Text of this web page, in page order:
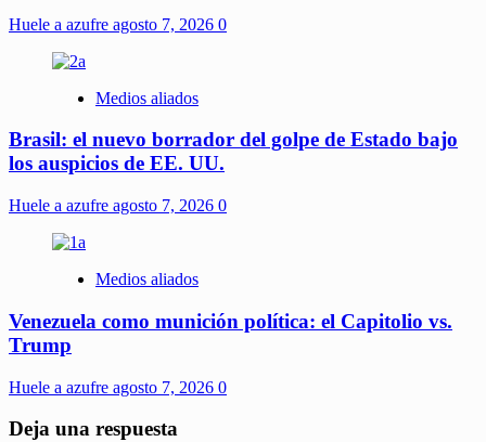
Huele a azufre agosto 7, 2026 0
Medios aliados
Brasil: el nuevo borrador del golpe de Estado bajo
los auspicios de EE. UU.
Huele a azufre agosto 7, 2026 0
Medios aliados
Venezuela como munición política: el Capitolio vs.
Trump
Huele a azufre agosto 7, 2026 0
Deja una respuesta